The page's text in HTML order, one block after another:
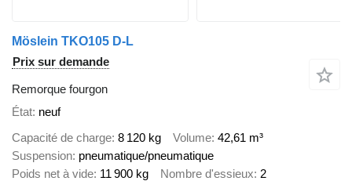
Möslein TKO105 D-L
Prix sur demande
Remorque fourgon
État neuf
Capacité de charge 8 120 kg Volume 42,61 m³
Suspension pneumatique/pneumatique
Poids net à vide 11 900 kg Nombre d'essieux 2